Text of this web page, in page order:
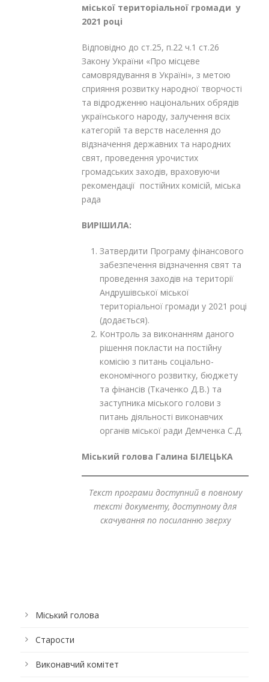
міської територіальної громади у
2021 році
Відповідно до ст.25, п.22 ч.1 ст.26
Закону України «Про місцеве
самоврядування в Україні», з метою
сприяння розвитку народної творчості
та відродженню національних обрядів
українського народу, залучення всіх
категорій та верств населення до
відзначення державних та народних
свят, проведення урочистих
громадських заходів, враховуючи
рекомендації постійних комісій, міська
рада
ВИРІШИЛА:
Затвердити Програму фінансового
забезпечення відзначення свят та
проведення заходів на території
Андрушівської міської
територіальної громади у 2021 році
(додається).
Контроль за виконанням даного
рішення покласти на постійну
комісію з питань соціально-
економічного розвитку, бюджету
та фінансів (Ткаченко Д.В.) та
заступника міського голови з
питань діяльності виконавчих
органів міської ради Демченка С.Д.
Міський голова Галина БІЛЕЦЬКА
Текст програми доступний в повному
тексті документу, доступному для
скачування по посиланню зверху
Міський голова
Старости
Виконавчий комітет